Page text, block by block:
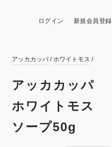
ログイン 新規会員登録
アッカカッパ ホワイトモス
アッカカッパ
ホワイトモス
ソープ50g